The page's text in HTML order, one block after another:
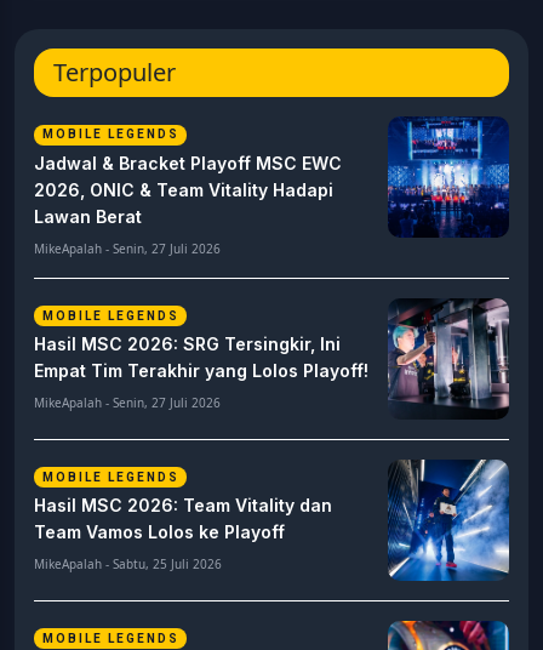
Terpopuler
MOBILE LEGENDS
Jadwal & Bracket Playoff MSC EWC
2026, ONIC & Team Vitality Hadapi
Lawan Berat
MikeApalah - Senin, 27 Juli 2026
MOBILE LEGENDS
Hasil MSC 2026: SRG Tersingkir, Ini
Empat Tim Terakhir yang Lolos Playoff!
MikeApalah - Senin, 27 Juli 2026
MOBILE LEGENDS
Hasil MSC 2026: Team Vitality dan
Team Vamos Lolos ke Playoff
MikeApalah - Sabtu, 25 Juli 2026
MOBILE LEGENDS